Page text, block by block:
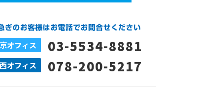
オフィス 03-5534-8881
オフィス 078-200-5217